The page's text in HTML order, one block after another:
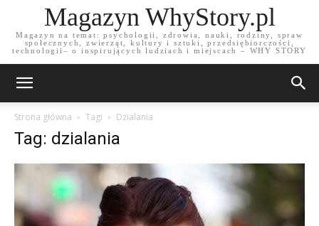
Magazyn WhyStory.pl
Magazyn na temat: psychologii, zdrowia, nauki, rodziny, spraw
społecznych, zwierząt, kultury i sztuki, przedsiębiorczości,
technologii– o inspirujących ludziach i miejscach – WHY STORY
Strona główna Tagi Dzialania
Tag: dzialania